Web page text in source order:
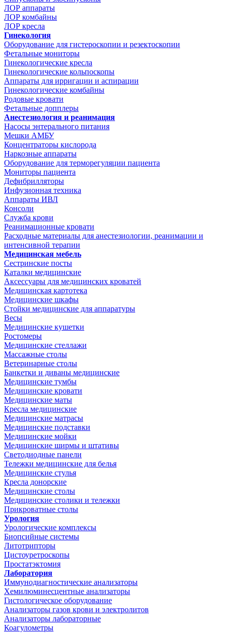
ЛОР аппараты
ЛОР комбайны
ЛОР кресла
Гинекология
Оборудование для гистероскопии и резектоскопии
Фетальные мониторы
Гинекологические кресла
Гинекологические кольпоскопы
Аппараты для ирригации и аспирации
Гинекологические комбайны
Родовые кровати
Фетальные допплеры
Анестезиология и реанимация
Насосы энтерального питания
Мешки АМБУ
Концентраторы кислорода
Наркозные аппараты
Оборудование для терморегуляции пациента
Мониторы пациента
Дефибрилляторы
Инфузионная техника
Аппараты ИВЛ
Консоли
Служба крови
Реанимационные кровати
Расходные материалы для анестезиологии, реанимации и
интенсивной терапии
Медицинская мебель
Сестринские посты
Каталки медицинские
Аксессуары для медицинских кроватей
Медицинская картотека
Медицинские шкафы
Стойки медицинские для аппаратуры
Весы
Медицинские кушетки
Ростомеры
Медицинские стеллажи
Массажные столы
Ветеринарные столы
Банкетки и диваны медицинские
Медицинские тумбы
Медицинские кровати
Медицинские маты
Кресла медицинские
Медицинские матрасы
Медицинские подставки
Медицинские мойки
Медицинские ширмы и штативы
Светодиодные панели
Тележки медицинские для белья
Медицинские стулья
Кресла донорские
Медицинские столы
Медицинские столики и тележки
Прикроватные столы
Урология
Урологические комплексы
Биопсийные системы
Литотрипторы
Цистоуретроскопы
Простатэктомия
Лаборатория
Иммунодиагностические анализаторы
Хемилюминесцентные анализаторы
Гистологическое оборудование
Анализаторы газов крови и электролитов
Анализаторы лабораторные
Коагулометры